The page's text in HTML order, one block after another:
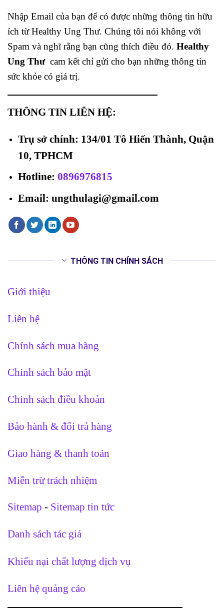
Nhập Email của bạn để có được những thông tin hữu
ích từ Healthy Ung Thư. Chúng tôi nói không với
Spam và nghĩ rằng bạn cũng thích điều đó. Healthy
Ung Thư cam kết chỉ gửi cho bạn những thông tin
sức khỏe có giá trị.
THÔNG TIN LIÊN HỆ:
Trụ sở chính: 134/01 Tô Hiến Thành, Quận
10, TPHCM
Hotline: 0896976815
Email: ungthulagi@gmail.com
THÔNG TIN CHÍNH SÁCH
Giới thiệu
Liên hệ
Chính sách mua hàng
Chính sách bảo mật
Chính sách điều khoản
Bảo hành & đổi trả hàng
Giao hàng & thanh toán
Miễn trừ trách nhiệm
Sitemap - Sitemap tin tức
Danh sách tác giả
Khiếu nại chất lượng dịch vụ
Liên hệ quảng cáo